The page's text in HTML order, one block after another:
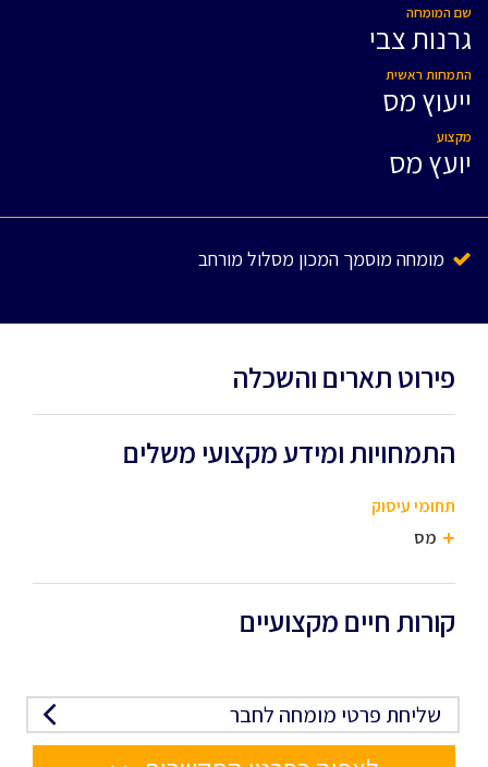
שם המומחה
גרנות צבי
התמחות ראשית
ייעוץ מס
מקצוע
יועץ מס
מומחה מוסמך המכון מסלול מורחב
פירוט תארים והשכלה
התמחויות ומידע מקצועי משלים
תחומי עיסוק
מס
קורות חיים מקצועיים
שליחת פרטי מומחה לחבר